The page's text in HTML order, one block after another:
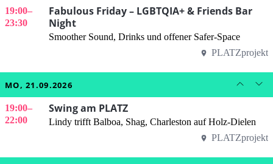
19:00–
23:30
Fabulous Friday – LGBTQIA+ & Friends Bar
Night
Smoother Sound, Drinks und offener Safer-Space
PLATZprojekt
MO, 21.09.2026
19:00–
22:00
Swing am PLATZ
Lindy trifft Balboa, Shag, Charleston auf Holz-Dielen
PLATZprojekt